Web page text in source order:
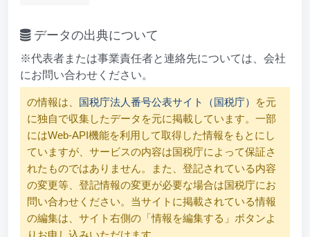
データの出典について
※代表者または事業責任者と連絡先については、会社
にお問い合わせください。
の情報は、 国税庁法人番号公表サイト（国税庁）
を元
に独自で収集したデータを元に掲載しています。一部
にはWeb-API機能を利用して取得した情報をもとにし
ていますが、サービスの内容は国税庁によって保証さ
れたものではありません。また、登記されている内容
の変更等、登記情報の変更が必要な場合は国税庁にお
問い合わせください。当サイトに掲載されている情報
の編集は、サイト右側の「情報を編集する」ボタンよ
りお申し込みいただけます。